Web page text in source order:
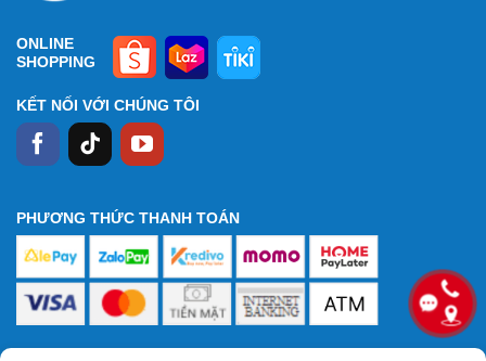
ONLINE
SHOPPING
KẾT NỐI VỚI CHÚNG TÔI
PHƯƠNG THỨC THANH TOÁN